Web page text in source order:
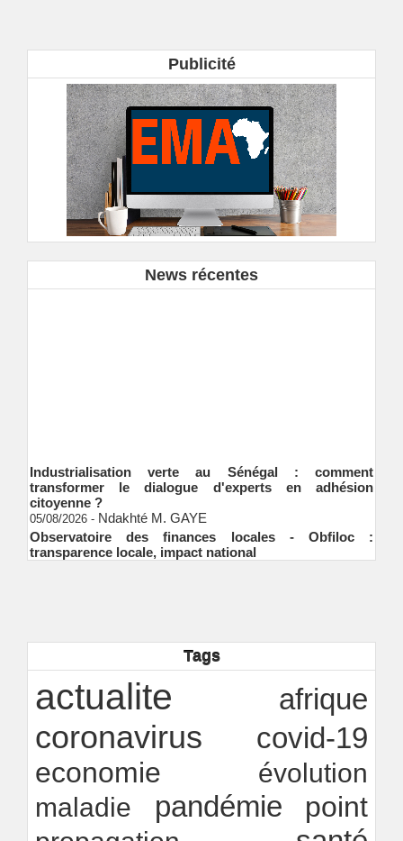
Publicité
News récentes
Industrialisation verte au Sénégal : comment
transformer le dialogue d'experts en adhésion
citoyenne ?
05/08/2026 -Ndakhté M. GAYE
Observatoire des finances locales - Obfiloc :
transparence locale, impact national
26/07/2026 -Ndakhté M. GAYE
15/07/2026 -EMA
Modernisation, digitalisation et orthodoxie… la feuille
ambitions de l’État
13/07/2026 -Ndakhté M. GAYE
Tags
actualite afrique
coronavirus covid-19
economie
évolution
maladie
pandémie point